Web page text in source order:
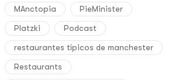
MAnctopia PieMinister
Platzki Podcast
restaurantes típicos de manchester
Restaurants